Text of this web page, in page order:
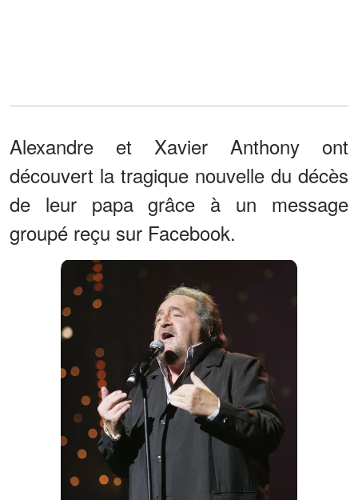
Alexandre et Xavier Anthony ont
découvert la tragique nouvelle du décès
de leur papa grâce à un message
groupé reçu sur Facebook.